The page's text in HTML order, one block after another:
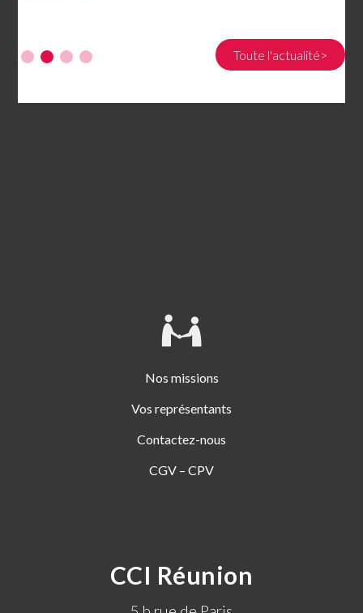
Toute l'actualité>
Nos missions
Vos représentants
Contactez-nous
CGV – CPV
CCI Réunion